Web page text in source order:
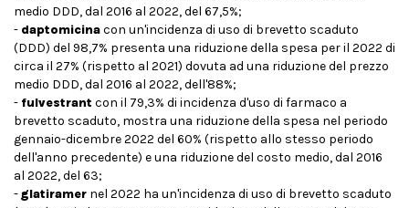
medio DDD, dal 2016 al 2022, del 67,5%;
- daptomicinacon un'incidenza di uso di brevetto scaduto
(DDD) del 98,7% presenta una riduzione della spesa per il 2022 di
circa il 27% (rispetto al 2021) dovuta ad una riduzione del prezzo
medio DDD, dal 2016 al 2022, dell'88%;
- fulvestrant con il 79,3% di incidenza d'uso di farmaco a
brevetto scaduto, mostra una riduzione della spesa nel periodo
gennaio-dicembre 2022 del 60% (rispetto allo stesso periodo
dell'anno precedente) e una riduzione del costo medio, dal 2016
al 2022, del 63;
-glatiramer nel 2022 ha un'incidenza di uso di brevetto scaduto